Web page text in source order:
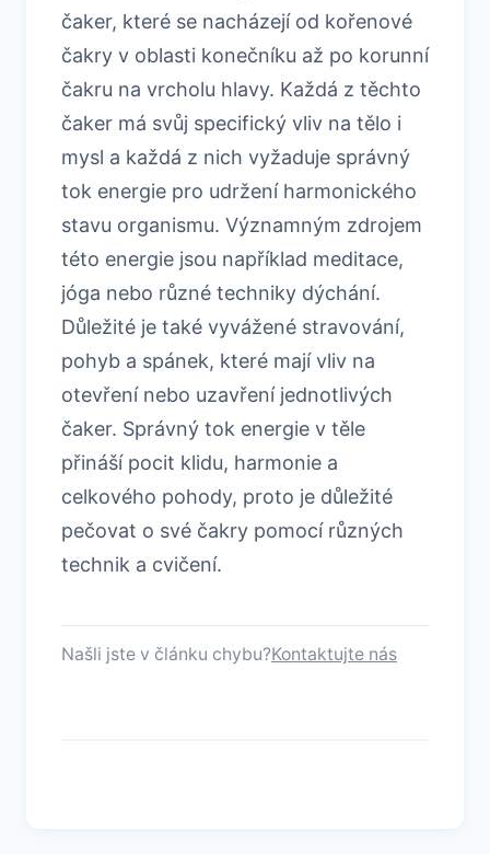
čaker, které se nacházejí od kořenové
čakry v oblasti konečníku až po korunní
čakru na vrcholu hlavy. Každá z těchto
čaker má svůj specifický vliv na tělo i
mysl a každá z nich vyžaduje správný
tok energie pro udržení harmonického
stavu organismu. Významným zdrojem
této energie jsou například meditace,
jóga nebo různé techniky dýchání.
Důležité je také vyvážené stravování,
pohyb a spánek, které mají vliv na
otevření nebo uzavření jednotlivých
čaker. Správný tok energie v těle
přináší pocit klidu, harmonie a
celkového pohody, proto je důležité
pečovat o své čakry pomocí různých
technik a cvičení.
Našli jste v článku chybu?Kontaktujte nás